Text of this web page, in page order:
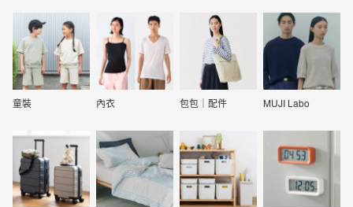
童裝 內衣 包包｜配件 MUJI Labo